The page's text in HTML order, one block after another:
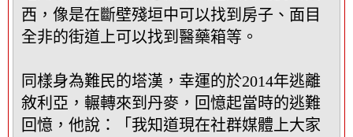
西，像是在斷壁殘垣中可以找到房子、面目
全非的街道上可以找到醫藥箱等。
同樣身為難民的塔漢，幸運的於2014年逃離
敘利亞，輾轉來到丹麥，回憶起當時的逃難
回憶，他說：「我知道現在社群媒體上大家